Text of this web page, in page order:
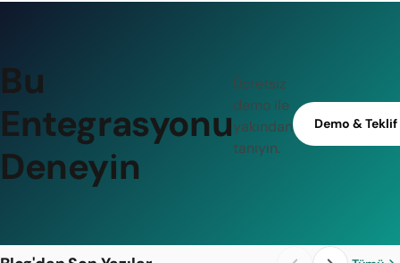
Bu
Entegrasyonu
Deneyin
Ücretsiz
demo ile
yakından
tanıyın.
Demo &